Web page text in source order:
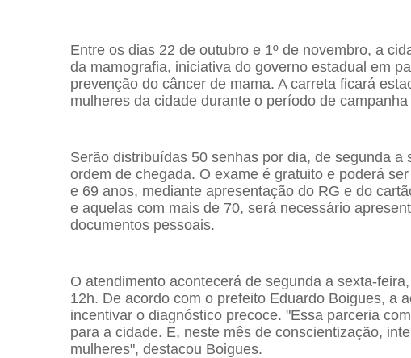
Entre os dias 22 de outubro e 1º de novembro, a
da mamografia, iniciativa do governo estadual em
prevenção do câncer de mama. A carreta ficará
mulheres da cidade durante o período de
Serão distribuídas 50 senhas por dia, de segunda
ordem de chegada. O exame é gratuito e poderá
e 69 anos, mediante apresentação do RG e do
e aquelas com mais de 70, será necessário
documentos pessoais.
O atendimento acontecerá de segunda a sexta-
12h. De acordo com o prefeito Eduardo Boigues, a
incentivar o diagnóstico precoce. "Essa parceria
para a cidade. E, neste mês de conscientização,
mulheres", destacou Boigues.